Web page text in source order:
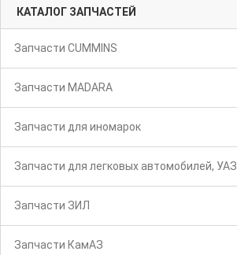
КАТАЛОГ ЗАПЧАСТЕЙ
Запчасти CUMMINS
Запчасти MADARA
Запчасти для иномарок
Запчасти для легковых автомобилей, УАЗ
Запчасти ЗИЛ
Запчасти КамАЗ